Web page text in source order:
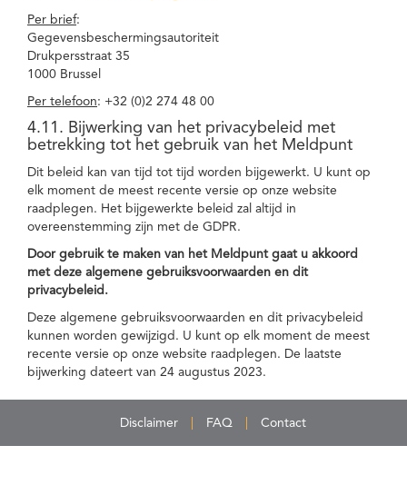
Per brief:
Gegevensbeschermingsautoriteit
Drukpersstraat 35
1000 Brussel
Per telefoon: +32 (0)2 274 48 00
4.11. Bijwerking van het privacybeleid met
betrekking tot het gebruik van het Meldpunt
Dit beleid kan van tijd tot tijd worden bijgewerkt. U kunt op
elk moment de meest recente versie op onze website
raadplegen. Het bijgewerkte beleid zal altijd in
overeenstemming zijn met de GDPR.
Door gebruik te maken van het Meldpunt gaat u akkoord
met deze algemene gebruiksvoorwaarden en dit
privacybeleid.
Deze algemene gebruiksvoorwaarden en dit privacybeleid
kunnen worden gewijzigd. U kunt op elk moment de meest
recente versie op onze website raadplegen. De laatste
bijwerking dateert van 24 augustus 2023.
Disclaimer FAQ Contact